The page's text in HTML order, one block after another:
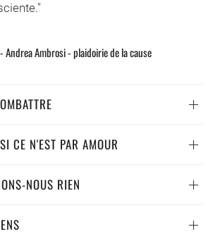
Andrea Ambrosi - plaidoirie de la cause
CE N'EST PAR AMOUR
NOUS RIEN